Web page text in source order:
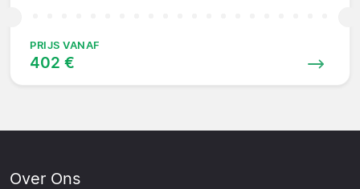
PRIJS VANAF
402 €
Over Ons